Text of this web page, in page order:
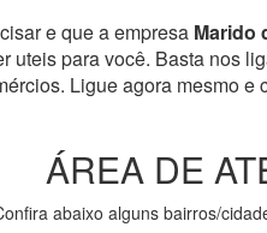
e que a empresa Marido
uteis para você. Basta nos
Ligue agora mesmo e
ÁREA DE
abaixo alguns bairros/